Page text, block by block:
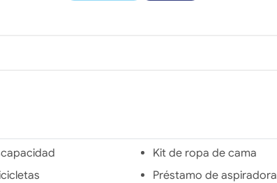
Kit de ropa de cama
Préstamo de aspiradora